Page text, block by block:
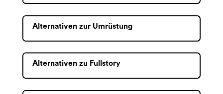
Alternativen zur Umrüstung
Alternativen zu Fullstory